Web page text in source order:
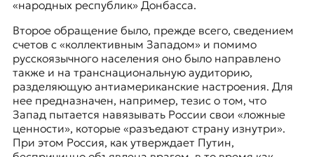
«народных республик» Донбасса.
Второе обращение было, прежде всего, сведением
счетов с «коллективным Западом» и помимо
русскоязычного населения оно было направлено
также и на транснациональную аудиторию,
разделяющую антиамериканские настроения. Для
нее предназначен, например, тезис о том, что
Запад пытается навязывать России свои «ложные
ценности», которые «разъедают страну изнутри».
При этом Россия, как утверждает Путин,